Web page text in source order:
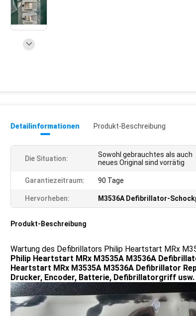
Detailinformationen Produkt-Beschreibung
Die Situation:
Sowohl gebrauchtes als auch
neues Original sind vorrätig
Garantiezeitraum: 90 Tage
Hervorheben: M3536A Defibrillator-
Produkt-Beschreibung
Wartung des Defibrillators Philip Heartstart MRx
Philip Heartstart MRx M3535A M3536A
Heartstart MRx M3535A M3536A Defibrillator
Drucker, Encoder, Batterie, Defibrillatorgriff usw.